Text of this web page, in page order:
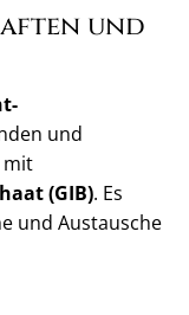
und
und
mit
(GIB). Es
und Austausche